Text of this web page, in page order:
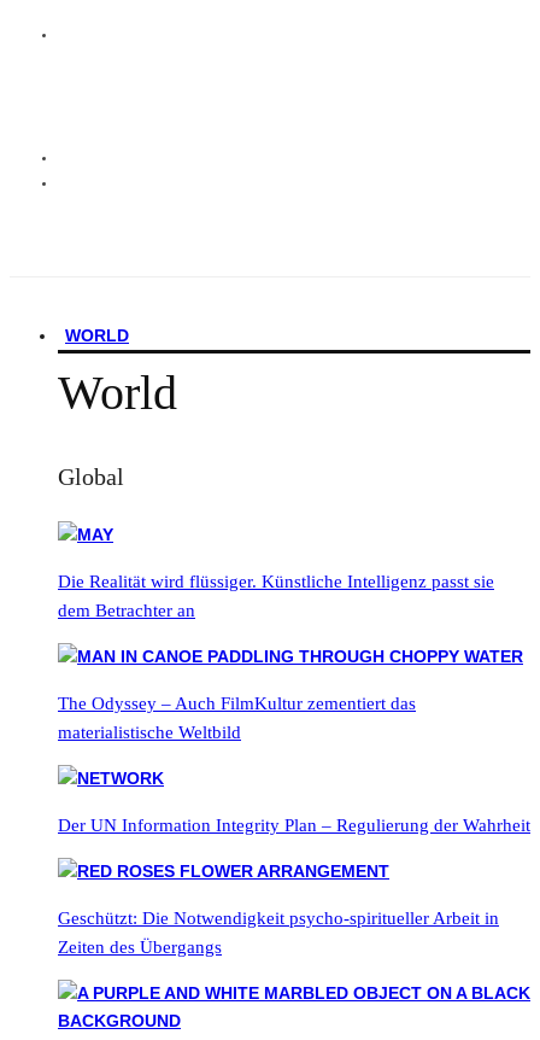
WORLD
World
Global
Die Realität wird flüssiger. Künstliche Intelligenz passt sie
dem Betrachter an
The Odyssey – Auch FilmKultur zementiert das
materialistische Weltbild
Der UN Information Integrity Plan – Regulierung der Wahrheit
Geschützt: Die Notwendigkeit psycho-spiritueller Arbeit in
Zeiten des Übergangs